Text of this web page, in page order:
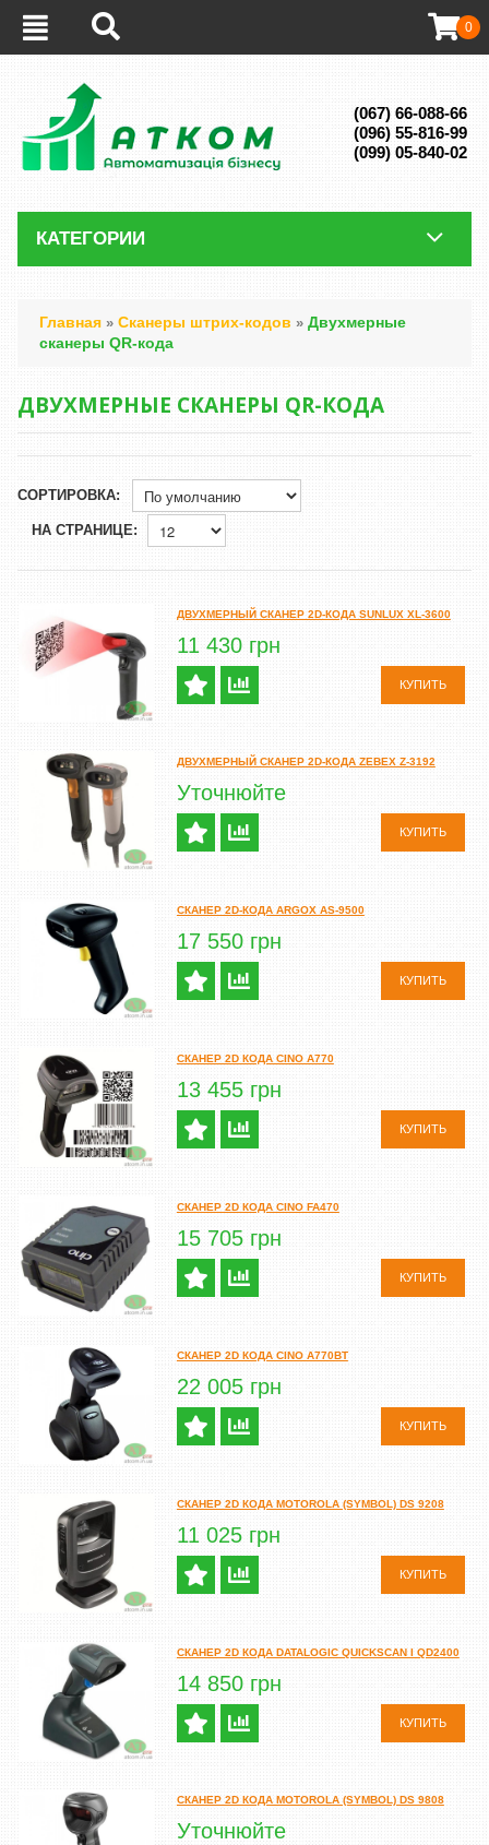
(067) 66-088-66
(096) 55-816-99
(099) 05-840-02
0
КАТЕГОРИИ
Главная » Сканеры штрих-кодов » Двухмерные
сканеры QR-кода
ДВУХМЕРНЫЕ СКАНЕРЫ QR-КОДА
СОРТИРОВКА:
НА СТРАНИЦЕ:
ДВУХМЕРНЫЙ СКАНЕР 2D-КОДА SUNLUX XL-3600
11 430 грн
КУПИТЬ
ДВУХМЕРНЫЙ СКАНЕР 2D-КОДА ZEBEX Z-3192
Уточнюйте
КУПИТЬ
СКАНЕР 2D-КОДА ARGOX AS-9500
17 550 грн
КУПИТЬ
CКАНЕР 2D КОДА CINO A770
13 455 грн
КУПИТЬ
CКАНЕР 2D КОДА CINO FA470
15 705 грн
КУПИТЬ
CКАНЕР 2D КОДА CINO A770BT
22 005 грн
КУПИТЬ
CКАНЕР 2D КОДА MOTOROLA (SYMBOL) DS 9208
11 025 грн
КУПИТЬ
CКАНЕР 2D КОДА DATALOGIC QUICKSCAN I QD2400
14 850 грн
КУПИТЬ
CКАНЕР 2D КОДА MOTOROLA (SYMBOL) DS 9808
Уточнюйте